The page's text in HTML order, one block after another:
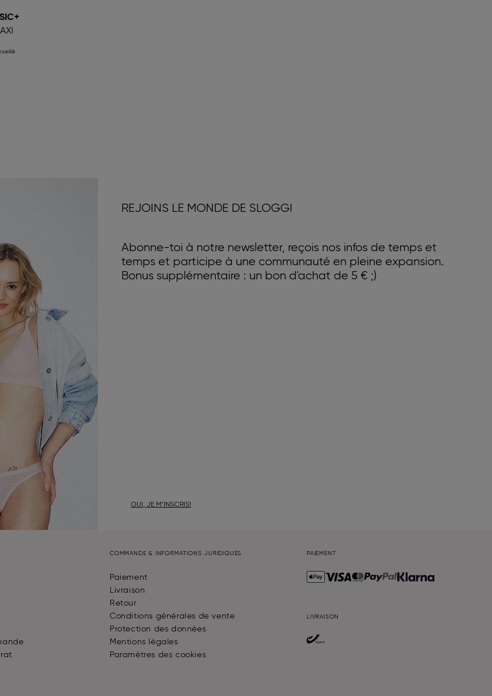
REJOINS LE MONDE DE SLOGGI
Abonne-toi à notre newsletter, reçois nos infos de temps et
temps et participe à une communauté en pleine expansion.
Bonus supplémentaire : un bon d'achat de 5 € ;)
OUI, JE M’INSCRIS!
COMMANDE & INFORMATIONS JURIDIQUES
Paiement
Livraison
Retour
Conditions générales de vente
Protection des données
Mentions légales
Paramètres des cookies
PAIEMENT
LIVRAISON